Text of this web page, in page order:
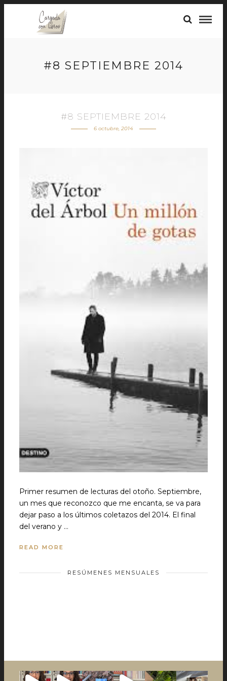
#8 SEPTIEMBRE 2014
#8 SEPTIEMBRE 2014
6 octubre, 2014
Primer resumen de lecturas del otoño. Septiembre,
un mes que reconozco que me encanta, se va para
dejar paso a los últimos coletazos del 2014. El final
del verano y …
READ MORE
RESÚMENES MENSUALES